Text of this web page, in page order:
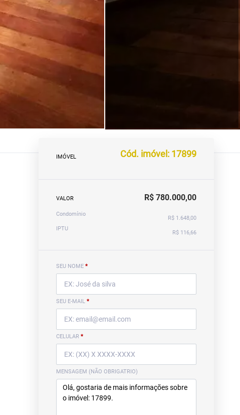
IMÓVEL Cód. imóvel: 17899
VALOR R$ 780.000,00
Condomínio
R$ 1.648,00
IPTU
R$ 116,66
SEU NOME *
SEU E-MAIL *
CELULAR *
MENSAGEM (NÃO OBRIGATRIO)